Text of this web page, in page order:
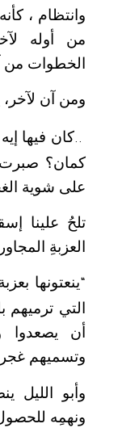
وانتظام ،
من أوله
الخطوات من
ومن آن
..كان فيها
كمان؟
على شوية
تلحُ علينا
العزبةِ
ينعتونها
التي
أن يصعدوا
وتسميهم غجر
وأبو الليل
ونهمِه